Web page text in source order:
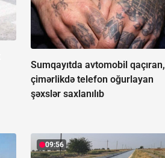
Sumqayıtda avtomobil qaçıran,
çimərlikdə telefon oğurlayan
şəxslər saxlanılıb
09:56